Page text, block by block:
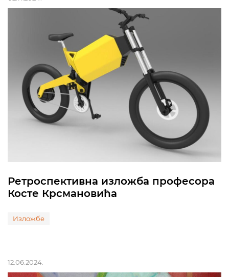
Ретроспективна изложба професора
Косте Крсмановића
Изложбе
12.06.2024.